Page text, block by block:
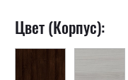
Цвет (Корпус):